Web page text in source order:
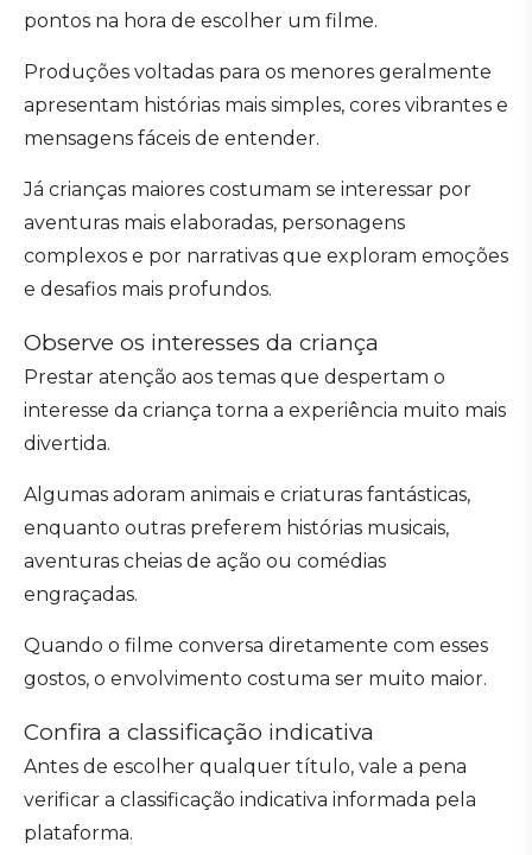
pontos na hora de escolher um filme.
Produções voltadas para os menores geralmente
apresentam histórias mais simples, cores vibrantes e
mensagens fáceis de entender.
Já crianças maiores costumam se interessar por
aventuras mais elaboradas, personagens
complexos e por narrativas que exploram emoções
e desafios mais profundos.
Observe os interesses da criança
Prestar atenção aos temas que despertam o
interesse da criança torna a experiência muito mais
divertida.
Algumas adoram animais e criaturas fantásticas,
enquanto outras preferem histórias musicais,
aventuras cheias de ação ou comédias
engraçadas.
Quando o filme conversa diretamente com esses
gostos, o envolvimento costuma ser muito maior.
Confira a classificação indicativa
Antes de escolher qualquer título, vale a pena
verificar a classificação indicativa informada pela
plataforma.